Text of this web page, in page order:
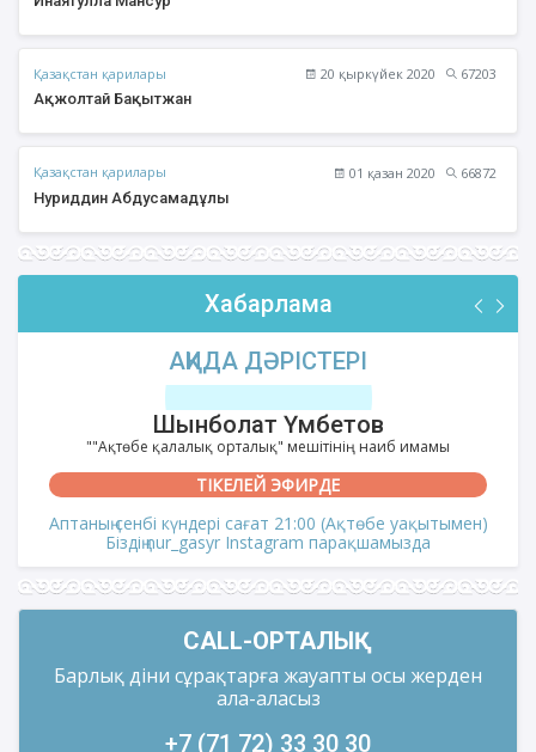
Қазақстан қарилары 20 қыркүйек 2020
67203
Ақжолтай Бақытжан
Қазақстан қарилары 01 қазан 2020
66872
Нуриддин Абдусамадұлы
Хабарлама
АҚИДА ДӘРІСТЕРІ
Шынболат Үмбетов
""Ақтөбе қалалық орталық" мешітінің наиб имамы
ТІКЕЛЕЙ ЭФИРДЕ
Аптаның сенбі күндері сағат 21:00 (Ақтөбе уақытымен)
Біздің nur_gasyr Instagram парақшамызда
CALL-ОРТАЛЫҚ
Барлық діни сұрақтарға жауапты осы жерден
ала-аласыз
+7 (71 72) 33 30 30